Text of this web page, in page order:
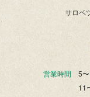
サロベ
営業時間
5
11